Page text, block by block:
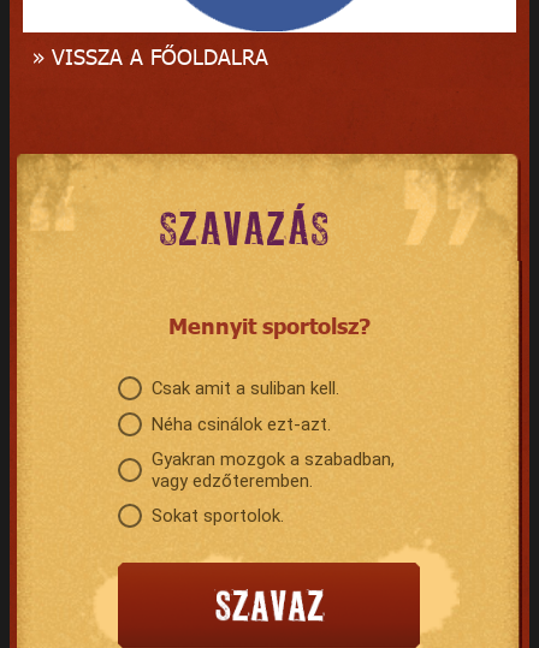
» VISSZA A FŐOLDALRA
SZAVAZÁS
Mennyit sportolsz?
Csak amit a suliban kell.
Néha csinálok ezt-azt.
Gyakran mozgok a szabadban,
vagy edzőteremben.
Sokat sportolok.